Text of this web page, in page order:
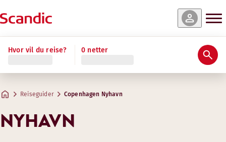
Hvor vil du reise? 0 netter
Reiseguider Copenhagen Nyhavn
NYHAVN